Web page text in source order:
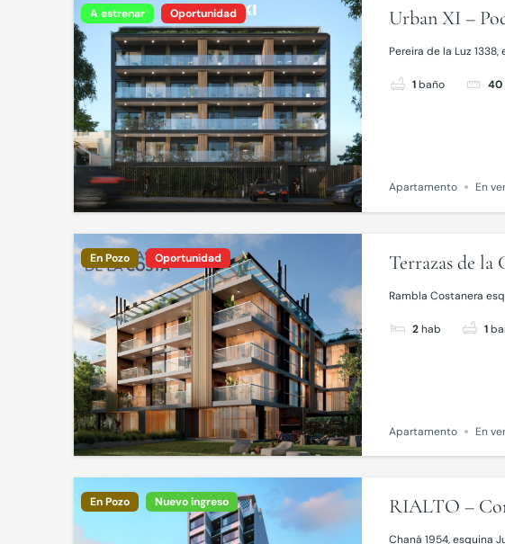
A estrenar Oportunidad Urban XI –
Pereira de la Luz
1baño 40
Apartamento En
En Pozo Oportunidad Terrazas de la
Rambla Costanera
2hab 1
Apartamento En
En Pozo Nuevo ingreso RIALTO –
Chaná 1954, esquina